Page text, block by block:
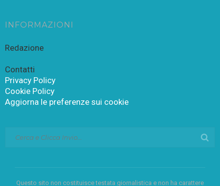
INFORMAZIONI
Redazione
Contatti
Privacy Policy
Cookie Policy
Aggiorna le preferenze sui cookie
Questo sito non costituisce testata giornalistica e non ha carattere